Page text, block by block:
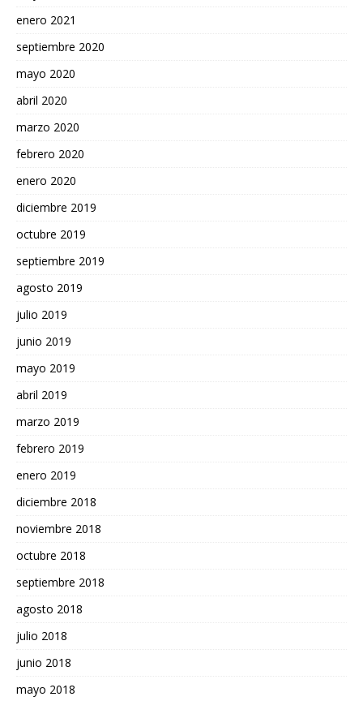
enero 2021
septiembre 2020
mayo 2020
abril 2020
marzo 2020
febrero 2020
enero 2020
diciembre 2019
octubre 2019
septiembre 2019
agosto 2019
julio 2019
junio 2019
mayo 2019
abril 2019
marzo 2019
febrero 2019
enero 2019
diciembre 2018
noviembre 2018
octubre 2018
septiembre 2018
agosto 2018
julio 2018
junio 2018
mayo 2018